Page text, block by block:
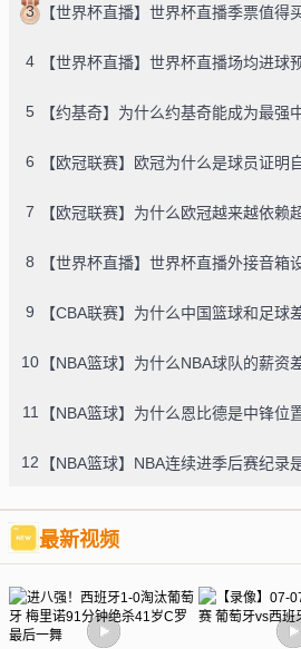
3 【世界杯直播】世界杯直播季票值得
4 【世界杯直播】世界杯直播场均进球
5 【约基奇】为什么约基奇能成为最强
6 【欧冠联赛】欧冠为什么是球员证明
7 【欧冠联赛】为什么欧冠越来越依赖
8 【世界杯直播】世界杯直播外接音箱
9 【CBA联赛】为什么中国篮球和足球
10 【NBA篮球】为什么NBA球队的薪资
11 【NBA篮球】为什么恩比德是中锋位
12 【NBA篮球】NBA连续进季后赛纪录
最新视频